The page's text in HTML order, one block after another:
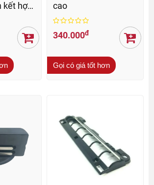
kết hợp
cao
340.000đ
Gọi có giá tốt hơn